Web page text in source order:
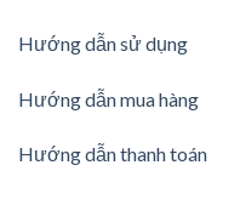
Hướng dẫn sử dụng
Hướng dẫn mua hàng
Hướng dẫn thanh toán